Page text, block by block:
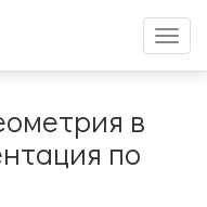
меню
в
по